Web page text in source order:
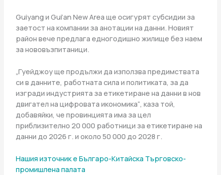
Guiyang и Gui’an New Area ще осигурят субсидии за
заетост на компании за анотации на данни. Новият
район вече предлага едногодишно жилище без наем
за нововъзпитаници.
„Гуейджоу ще продължи да използва предимствата
си в данните, работната сила и политиката, за да
изгради индустрията за етикетиране на данни в нов
двигател на цифровата икономика“, каза той,
добавяйки, че провинцията има за цел
приблизително 20 000 работници за етикетиране на
данни до 2026 г. и около 50 000 до 2028 г.
Нашия източник е Българо-Китайска Търговско-
промишлена палaта